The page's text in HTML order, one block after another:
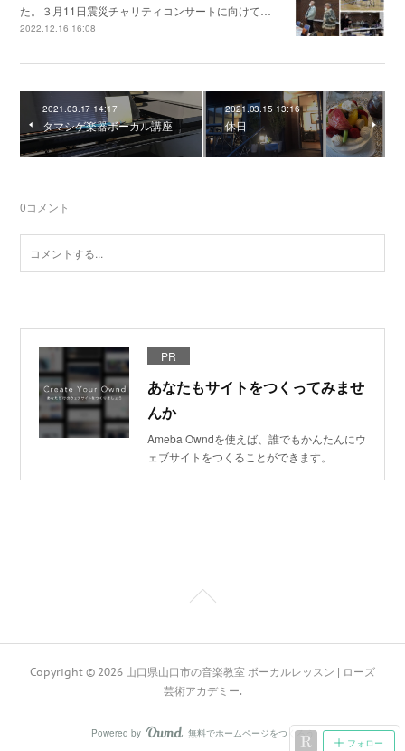
た。３月11日震災チャリティコンサートに向けて…
2022.12.16 16:08
2021.03.17 14:17
タマシゲ楽器ボーカル講座
2021.03.15 13:16
休日
0コメント
PR
あなたもサイトをつくってみませ
んか
Ameba Owndを使えば、誰でもかんたんにウ
ェブサイトをつくることができます。
フォロー
Copyright © 2026 山口県山口市の音楽教室 ボーカルレッスン | ローズ
芸術アカデミー.
Powered by AmebaOwnd
無料でホームページをつくろう